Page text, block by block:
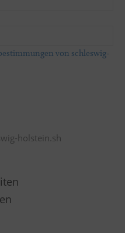
von schleswig-
holstein.sh